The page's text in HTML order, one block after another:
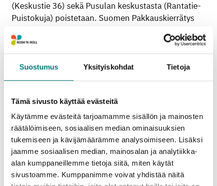
Suostumus Yksityiskohdat Tietoja
Tämä sivusto käyttää evästeitä
Käytämme evästeitä tarjoamamme sisällön ja mainosten
räätälöimiseen, sosiaalisen median ominaisuuksien
tukemiseen ja kävijämäärämme analysoimiseen. Lisäksi
jaamme sosiaalisen median, mainosalan ja analytiikka-
alan kumppaneillemme tietoja siitä, miten käytät
sivustoamme. Kumppanimme voivat yhdistää näitä
(Keskustie 36) sekä Pusulan keskustasta (Rantatie-
Puistokuja) poistetaan. Suomen Pakkauskierrätys
läheisyyteen asukkaiden asiointireiteille omat Rinki-
ekopisteensä, joten jätteiden keräyspalvelut eivät
siirry kauas. Vierekkäisten keräyspisteiden ylläpito ei
ole tarkoituksenmukainen tai ympäristön kannalta
Lähin Rinki-ekopiste Karjalohjalla sijaitsee
osoitteessa Hakosenkuja 2 (Sale Karjalohja) ja
Pusulan osoitteessa Lehtolantie 2 (Sale Pusula).
Ekopisteet on tarkoitettu kotitalouksien
hyötyjätteille. Myös jäteasemilla Karjalohjalla ja